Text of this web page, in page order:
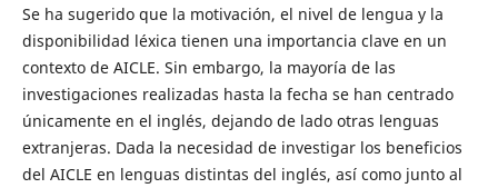
Se ha sugerido que la motivación, el nivel de lengua y la
disponibilidad léxica tienen una importancia clave en un
contexto de AICLE. Sin embargo, la mayoría de las
investigaciones realizadas hasta la fecha se han centrado
únicamente en el inglés, dejando de lado otras lenguas
extranjeras. Dada la necesidad de investigar los beneficios
del AICLE en lenguas distintas del inglés, así como junto al